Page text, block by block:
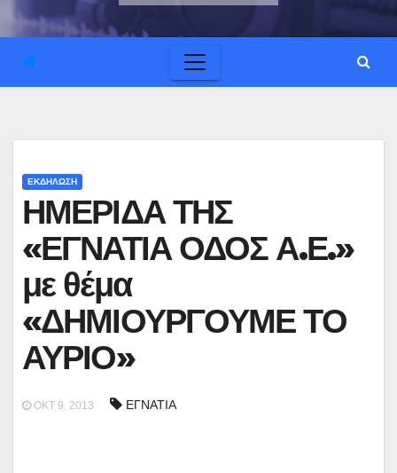
ΕΚΔΗΛΩΣΗ
ΗΜΕΡΙΔΑ ΤΗΣ
«ΕΓΝΑΤΙΑ ΟΔΟΣ Α.Ε.»
με θέμα
«ΔΗΜΙΟΥΡΓΟΥΜΕ ΤΟ
ΑΥΡΙΟ»
ΟΚΤ 9, 2013 ΕΓΝΑΤΙΑ